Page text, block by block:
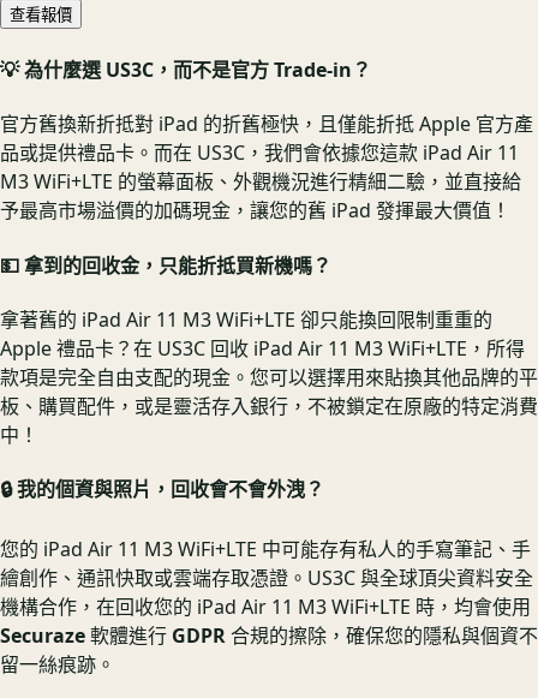
查看報價
💡 為什麼選 US3C，而不是官方 Trade-in？
官方舊換新折抵對 iPad 的折舊極快，且僅能折抵 Apple 官方產
品或提供禮品卡。而在 US3C，我們會依據您這款 iPad Air 11
M3 WiFi+LTE 的螢幕面板、外觀機況進行精細二驗，並直接給
予最高市場溢價的加碼現金，讓您的舊 iPad 發揮最大價值！
💵 拿到的回收金，只能折抵買新機嗎？
拿著舊的 iPad Air 11 M3 WiFi+LTE 卻只能換回限制重重的
Apple 禮品卡？在 US3C 回收 iPad Air 11 M3 WiFi+LTE，所得
款項是完全自由支配的現金。您可以選擇用來貼換其他品牌的平
板、購買配件，或是靈活存入銀行，不被鎖定在原廠的特定消費
中！
🔒 我的個資與照片，回收會不會外洩？
您的 iPad Air 11 M3 WiFi+LTE 中可能存有私人的手寫筆記、手
繪創作、通訊快取或雲端存取憑證。US3C 與全球頂尖資料安全
機構合作，在回收您的 iPad Air 11 M3 WiFi+LTE 時，均會使用
Securaze軟體進行 GDPR合規的擦除，確保您的隱私與個資不
留一絲痕跡。